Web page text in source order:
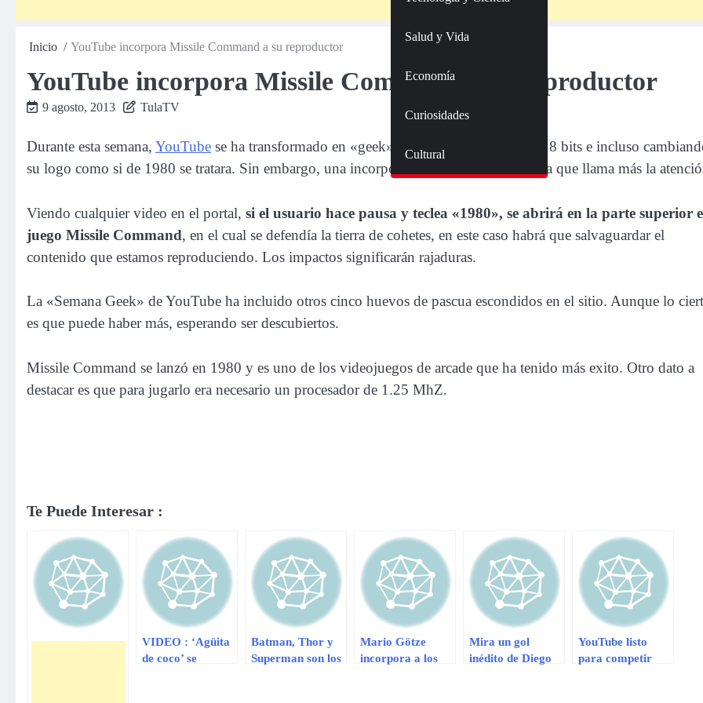
Salud y Vida
Economía
Curiosidades
Cultural
Inicio YouTube incorpora Missile Command a su reproductor
YouTube incorpora Missile Command a su reproductor
9 agosto, 2013 TulaTV
Durante esta semana, YouTube se ha transformado en «geek», rindiéndole tributo a los 8 bits e incluso
su logo como si de 1980 se tratara. Sin embargo, una incorporación escondida es que la que llama más la
Viendo cualquier video en el portal, si el usuario hace pausa y teclea «1980», se abrirá en la parte superior
juego Missile Command, en el cual se defendía la tierra de cohetes, en este caso habrá que salvaguardar el
contenido que estamos reproduciendo. Los impactos significarán rajaduras.
La «Semana Geek» de YouTube ha incluido otros cinco huevos de pascua escondidos en el sitio. Aunque lo
es que puede haber más, esperando ser descubiertos.
Missile Command se lanzó en 1980 y es uno de los videojuegos de arcade que ha tenido más exito. Otro dato a
destacar es que para jugarlo era necesario un procesador de 1.25 MhZ.
Te Puede Interesar :
VIDEO : ‘Agüita
de coco’ se
Batman, Thor y
Superman son los
Mario Götze
incorpora a los
Mira un gol
inédito de Diego
YouTube listo
para competir